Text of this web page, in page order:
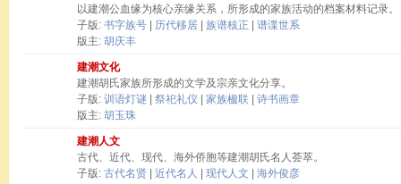
以建潮公血缘为核心亲缘关系，所形成的家族活动的档案材料记录。
子版: 书字族号 历代移居 族谱核正
谱谍世系
版主: 胡庆丰
建潮文化
建潮胡氏家族所形成的文学及宗亲文化分享。
子版: 训语灯谜 祭祀礼仪 家族楹联
诗书画章
版主: 胡玉珠
建潮人文
古代、近代、现代、海外侨胞等建潮胡氏名人荟萃。
子版: 古代名贤 近代名人 现代人文
海外俊彦